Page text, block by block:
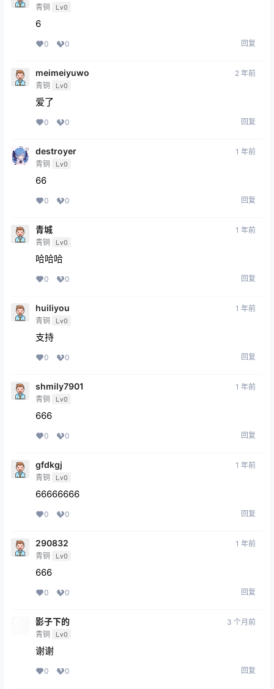
青铜 Lv0
6
0 0 回复
meimeiyuwo
青铜 Lv0
2 年前
爱了
0 0 回复
destroyer
青铜 Lv0
1 年前
66
0 0 回复
青城
青铜 Lv0
1 年前
哈哈哈
0 0 回复
huiliyou
青铜 Lv0
1 年前
支持
0 0 回复
shmily7901
青铜 Lv0
1 年前
666
0 0 回复
gfdkgj
青铜 Lv0
1 年前
66666666
0 0 回复
290832
青铜 Lv0
1 年前
666
0 0 回复
影子下的
青铜 Lv0
3 个月前
谢谢
0 0 回复